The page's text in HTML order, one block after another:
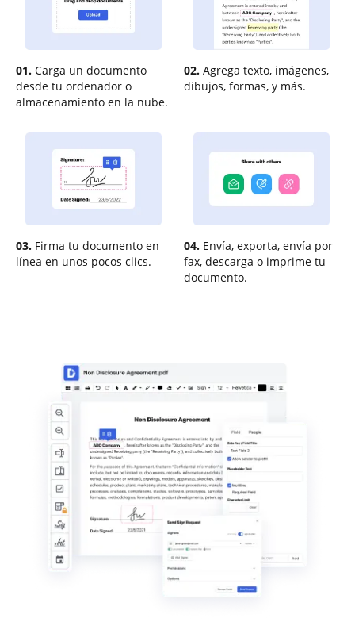
01. Carga un documento
desde tu ordenador o
almacenamiento en la nube.
02. Agrega texto, imágenes,
dibujos, formas, y más.
03. Firma tu documento en
línea en unos pocos clics.
04. Envía, exporta, envía por
fax, descarga o imprime tu
documento.